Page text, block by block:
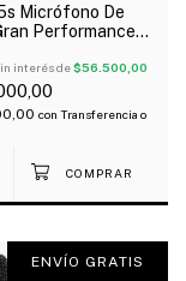
Micrófono De
Performance
interés de$56.500,00
con Transferencia o
ENVÍO GRATIS